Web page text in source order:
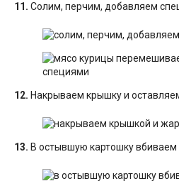
11. Солим, перчим, добавляем
12. Накрываем крышку и
13. В остывшую картошку